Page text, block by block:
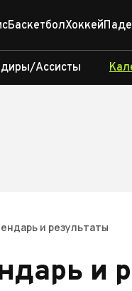
БаскетболХоккей
Ассисты
и результаты
и